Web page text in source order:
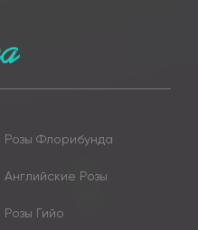
Розы Флорибунда
Английские Розы
Розы Гийо